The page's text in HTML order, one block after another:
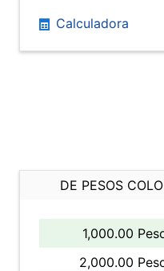
Calculadora
DE PESOS
1,000.00
2,000.00